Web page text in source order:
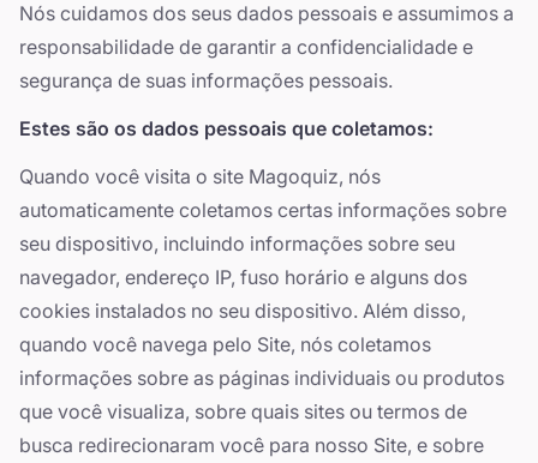
Nós cuidamos dos seus dados pessoais e assumimos a
responsabilidade de garantir a confidencialidade e
segurança de suas informações pessoais.
Estes são os dados pessoais que coletamos:
Quando você visita o site Magoquiz, nós
automaticamente coletamos certas informações sobre
seu dispositivo, incluindo informações sobre seu
navegador, endereço IP, fuso horário e alguns dos
cookies instalados no seu dispositivo. Além disso,
quando você navega pelo Site, nós coletamos
informações sobre as páginas individuais ou produtos
que você visualiza, sobre quais sites ou termos de
busca redirecionaram você para nosso Site, e sobre